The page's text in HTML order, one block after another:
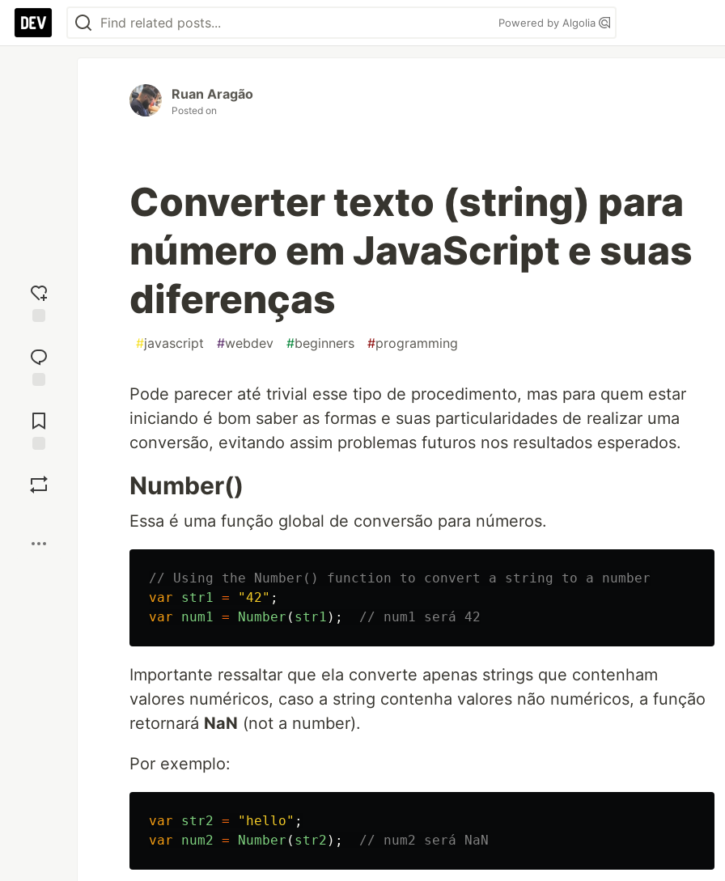
Powered by Algolia
reaction
Comments
Ruan Aragão
Posted on
Converter texto (string) para
número em JavaScript e suas
diferenças
#javascript #webdev #beginners #programming
Pode parecer até trivial esse tipo de procedimento, mas para quem estar
iniciando é bom saber as formas e suas particularidades de realizar uma
conversão, evitando assim problemas futuros nos resultados esperados.
Number()
Essa é uma função global de conversão para números.
// Using the Number() function to convert a string to a number
var
str1 = "42" ;
var
num1 = Number ( str1 ); // num1 será 42
Importante ressaltar que ela converte apenas strings que contenham
valores numéricos, caso a string contenha valores não numéricos, a função
retornará NaN (not a number).
Por exemplo:
var str2 = " hello" ;
var
num2 = Number ( str2 ); // num2 será NaN